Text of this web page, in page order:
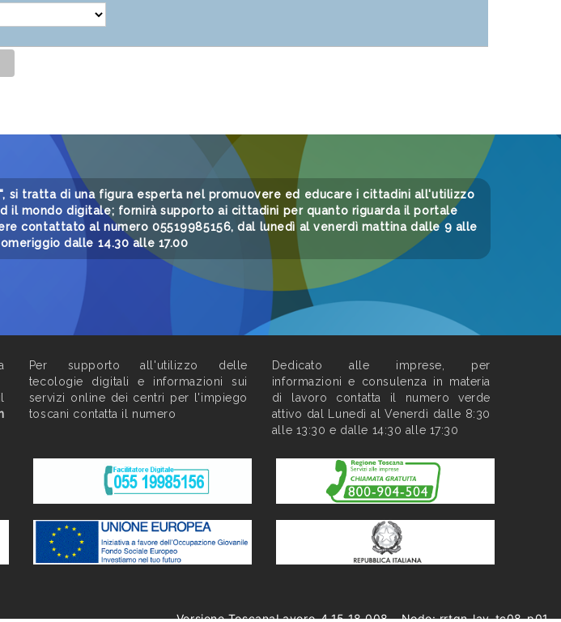
tratta di una figura esperta nel promuovere ed educare i cittadini all'utilizzo
mondo digitale; fornirà supporto ai cittadini per quanto riguarda il portale
contattato al numero 05519985156, dal lunedì al venerdì mattina dalle 9 alle
dalle 14.30 alle 17.00
Per supporto all'utilizzo delle
tecologie digitali e informazioni sui
servizi online dei centri per l'impiego
toscani contatta il numero
Dedicato alle imprese, per
informazioni e consulenza in materia
di lavoro contatta il numero verde
attivo dal Lunedì al Venerdì dalle 8:30
alle 13:30 e dalle 14:30 alle 17:30
Versione ToscanaLavoro-4.15.18.008 - Nodo: rrtgn-lav-tc08-p01